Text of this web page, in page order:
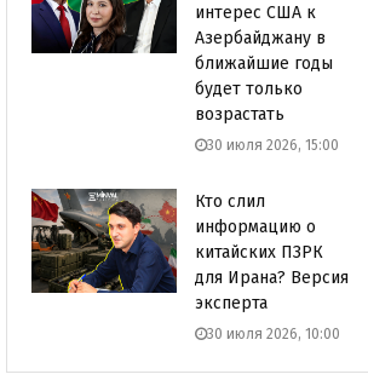
интерес США к
Азербайджану в
ближайшие годы
будет только
возрастать
30 июля 2026, 15:00
Кто слил
информацию о
китайских ПЗРК
для Ирана? Версия
эксперта
30 июля 2026, 10:00